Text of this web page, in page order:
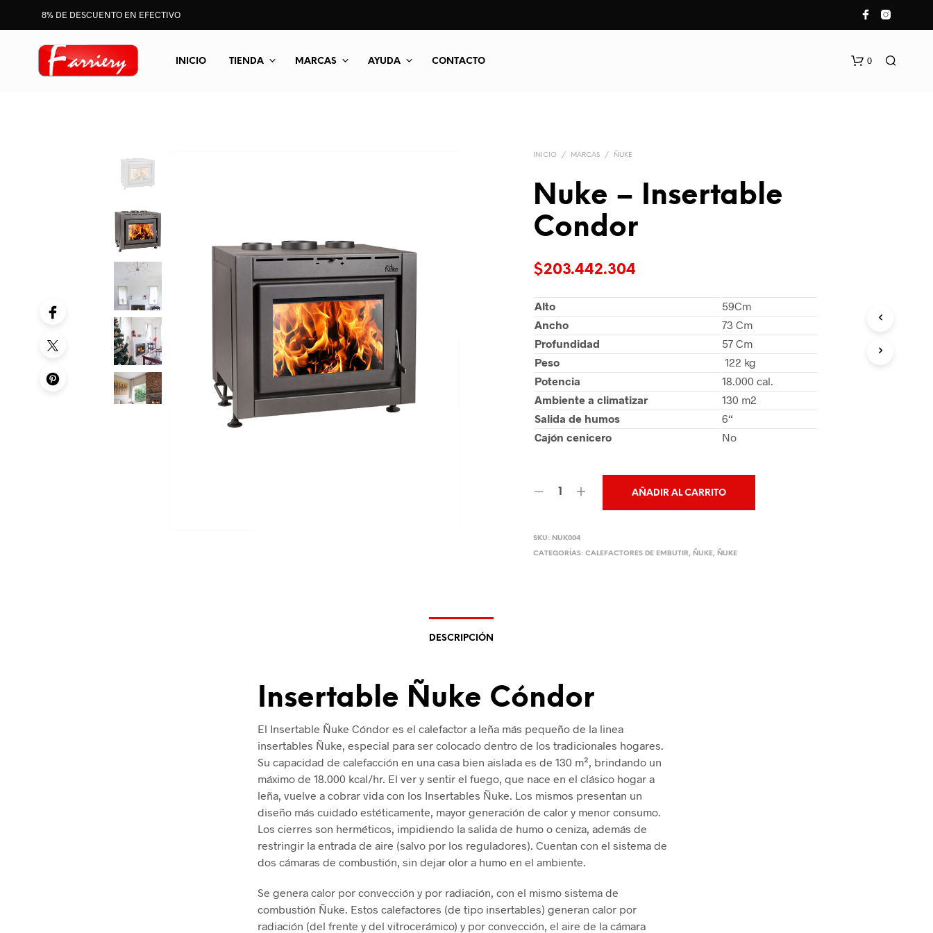
8% DE DESCUENTO EN EFECTIVO
INICIO TIENDA MARCAS AYUDA CONTACTO 0
INICIO / MARCAS / ÑUKE
Nuke – Insertable
Condor
$203.442.304
Alto
59Cm
Ancho
73 Cm
Profundidad
57 Cm
Peso
122 kg
Potencia
18.000 cal.
Ambiente a climatizar
130 m2
Salida de humos
6“
Cajón cenicero
No
AÑADIR AL CARRITO
SKU: NUK004
CATEGORÍAS:CALEFACTORES DE EMBUTIR, ÑUKE, ÑUKE
DESCRIPCIÓN
Insertable Ñuke Cóndor
El Insertable Ñuke Cóndor es el calefactor a leña más pequeño de la linea
insertables Ñuke, especial para ser colocado dentro de los tradicionales hogares.
Su capacidad de calefacción en una casa bien aislada es de 130 m², brindando un
máximo de 18.000 kcal/hr. El ver y sentir el fuego, que nace en el clásico hogar a
leña, vuelve a cobrar vida con los Insertables Ñuke. Los mismos presentan un
diseño más cuidado estéticamente, mayor generación de calor y menor consumo.
Los cierres son herméticos, impidiendo la salida de humo o ceniza, además de
restringir la entrada de aire (salvo por los reguladores). Cuentan con el sistema de
dos cámaras de combustión, sin dejar olor a humo en el ambiente.
Se genera calor por convección y por radiación, con el mismo sistema de
combustión Ñuke. Estos calefactores (de tipo insertables) generan calor por
radiación (del frente y del vitrocerámico) y por convección, el aire de la cámara